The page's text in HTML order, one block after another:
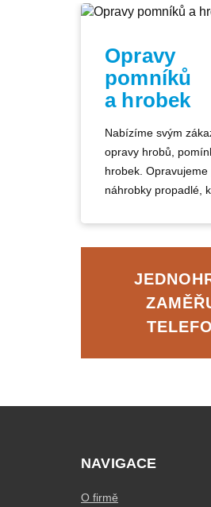
Opravy
pomníků
a hrobek
Nabízíme svým
opravy hrobů,
hrobek.
náhrobky propadlé,
NAVIGACE
O firmě